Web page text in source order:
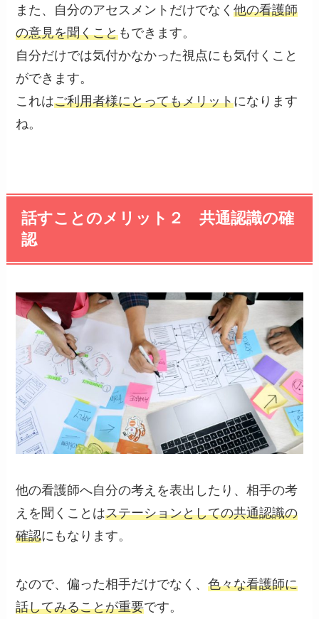
また、自分のアセスメントだけでなく他の看護師
の意見を聞くこともできます。
自分だけでは気付かなかった視点にも気付くこと
ができます。
これはご利用者様にとってもメリットになります
ね。
話すことのメリット２ 共通認識の確
認
他の看護師へ自分の考えを表出したり、相手の考
えを聞くことはステーションとしての共通認識の
確認にもなります。
なので、偏った相手だけでなく、色々な看護師に
話してみることが重要です。